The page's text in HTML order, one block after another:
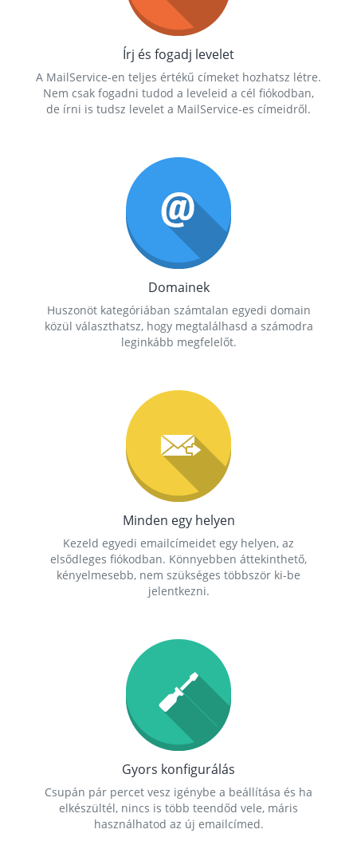
Írj és fogadj levelet
A MailService-en teljes értékű címeket hozhatsz létre.
Nem csak fogadni tudod a leveleid a cél fiókodban,
de írni is tudsz levelet a MailService-es címeidről.
Domainek
Huszonöt kategóriában számtalan egyedi domain
közül választhatsz, hogy megtalálhasd a számodra
leginkább megfelelőt.
Minden egy helyen
Kezeld egyedi emailcímeidet egy helyen, az
elsődleges fiókodban. Könnyebben áttekinthető,
kényelmesebb, nem szükséges többször ki-be
jelentkezni.
Gyors konfigurálás
Csupán pár percet vesz igénybe a beállítása és ha
elkészültél, nincs is több teendőd vele, máris
használhatod az új emailcímed.